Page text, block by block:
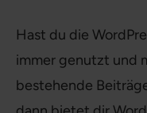
Hast du die
immer genutzt und
bestehende